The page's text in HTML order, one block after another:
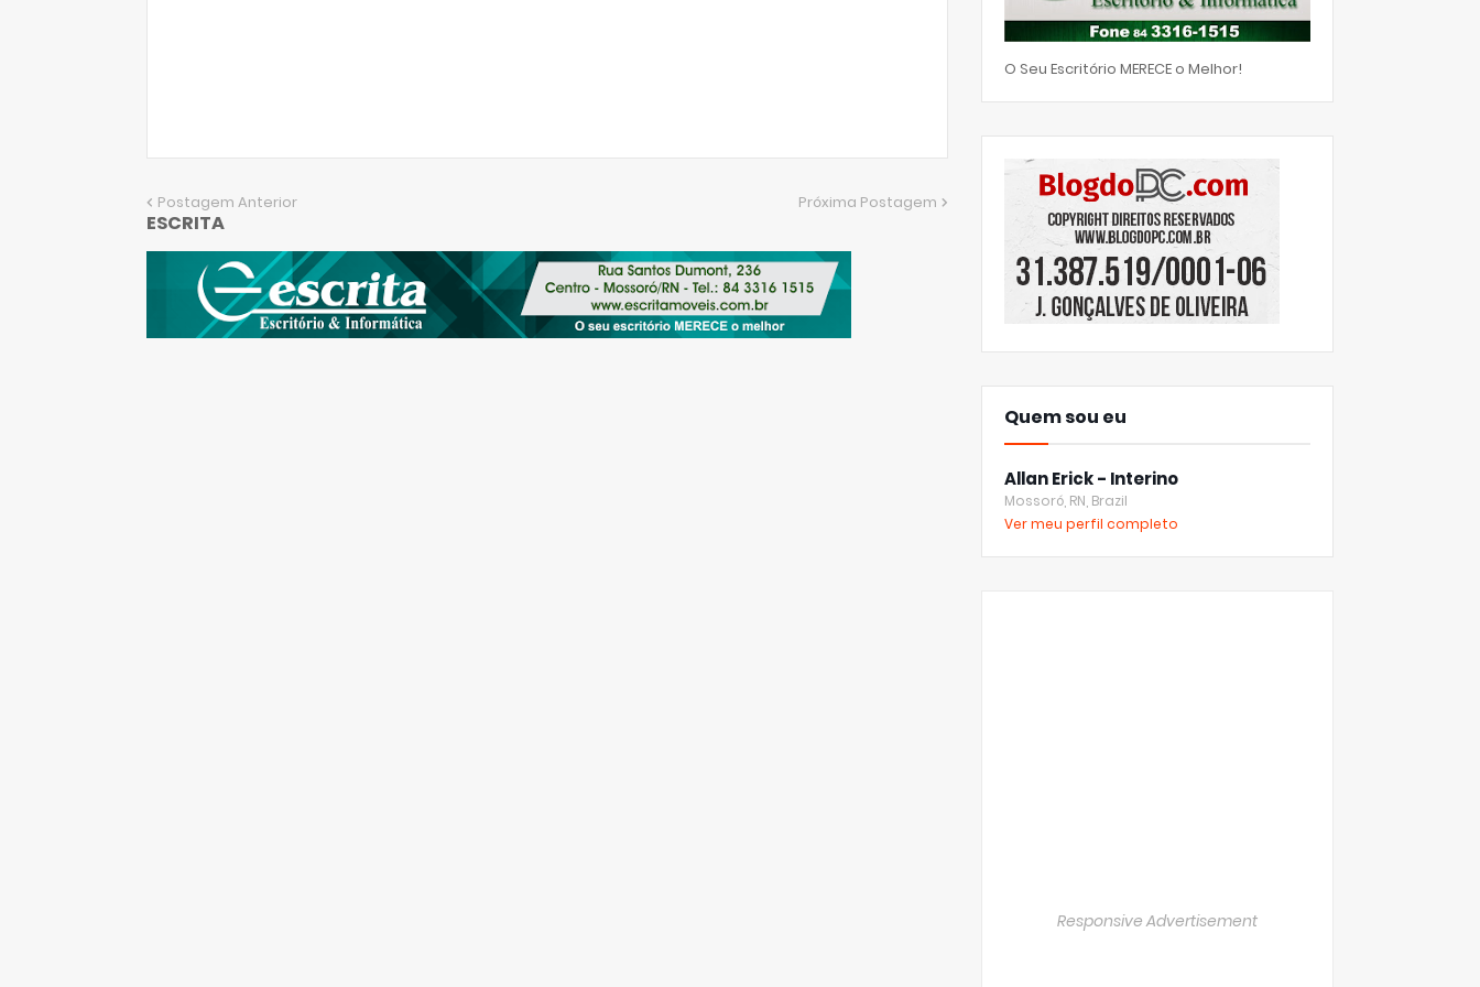
Postagem Anterior Próxima Postagem
ESCRITA
O Seu Escritório MERECE o Melhor!
Quem sou eu
Allan Erick - Interino
Mossoró, RN, Brazil
Ver meu perfil completo
Responsive Advertisement